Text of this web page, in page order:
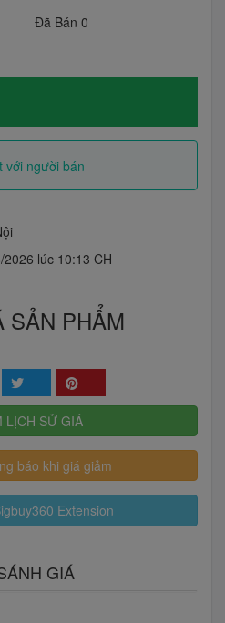
Đã Bán 0
với người bán
lúc 10:13 CH
SẢN PHẨM
LỊCH SỬ GIÁ
báo khi giá giảm
Extension
GIÁ